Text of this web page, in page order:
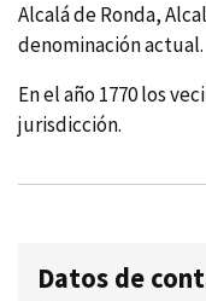
Alcalá de Ronda,
denominación actual.
En el año 1770 los
jurisdicción.
Datos de